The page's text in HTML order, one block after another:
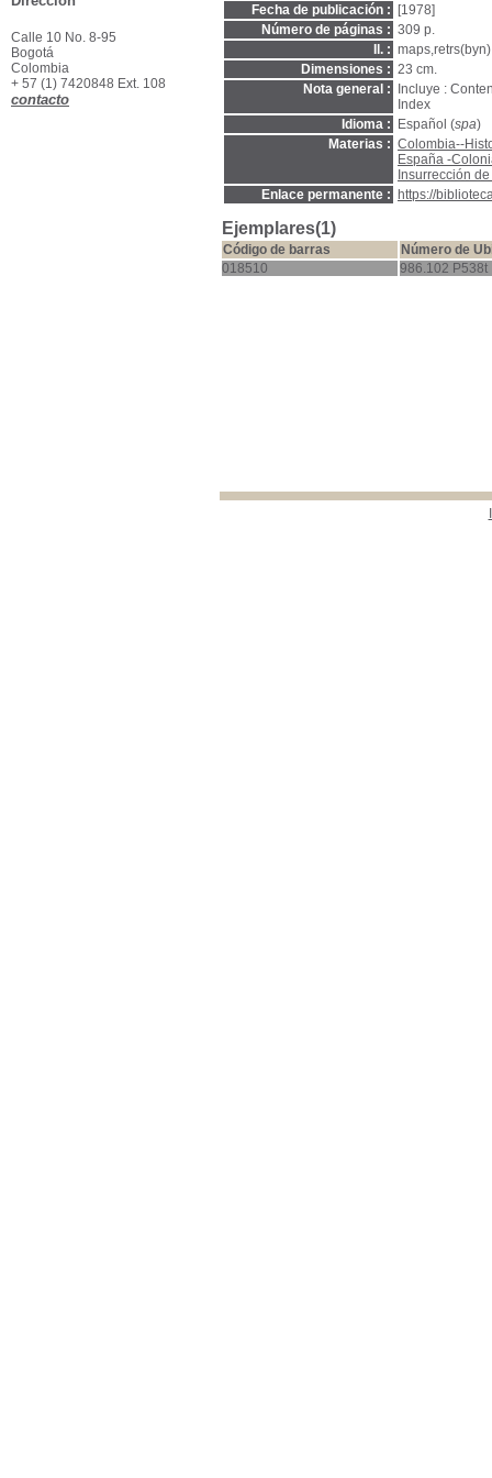
Fecha de publicación :
[1978]
Número de páginas : 309 p.
Il. :
Dimensiones : 23 cm.
Nota general :
Incluye :
Index
Idioma :
Español (spa)
Materias : Colombia--
España -
Insurrección
Enlace permanente :
https://
Ejemplares(1)
Código de barras
Número de
018510
986.102 P538t
Calle 10 No. 8-95
Bogotá
Colombia
+ 57 (1) 7420848 Ext. 108
contacto